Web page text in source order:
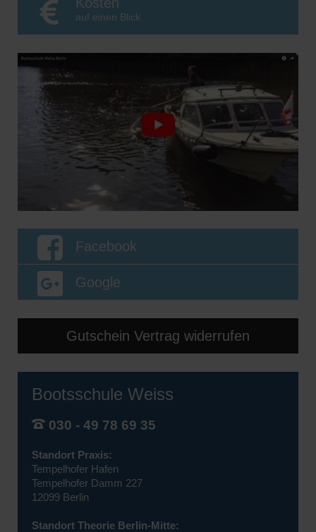
auf einen Blick
Facebook
Google
Gutschein Vertrag widerrufen
Bootsschule Weiss
030 - 49 78 69 35
Standort Praxis:
Tempelhofer Hafen
Tempelhofer Damm 227
12099 Berlin
Standort Theorie Berlin-Mitte: